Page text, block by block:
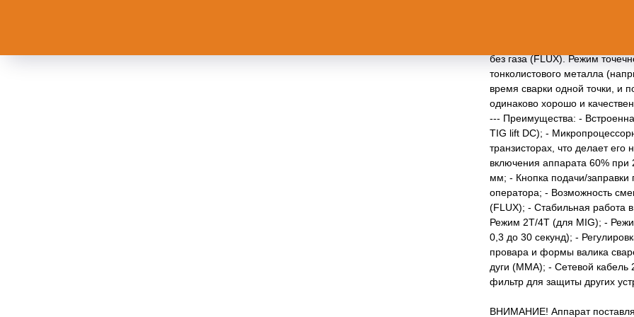
без газа (FLUX). Режим
тонколистового металла
время сварки одной точки, и
одинаково хорошо и
--- Преимущества: -
TIG lift DC); -
транзисторах, что делает
включения аппарата 60% при
мм; - Кнопка подачи/
оператора; - Возможность
(FLUX); - Стабильная работа
Режим 2Т/4Т (для MIG); -
0,3 до 30 секунд); -
провара и формы валика
дуги (MMA); - Сетевой
фильтр для защиты других
ВНИМАНИЕ! Аппарат